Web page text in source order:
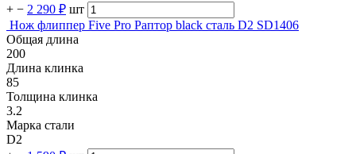
+ − 2 290 ₽ шт
Нож флиппер Five Pro Раптор black сталь D2 SD1406
Общая длина
200
Длина клинка
85
Толщина клинка
3.2
Марка стали
D2